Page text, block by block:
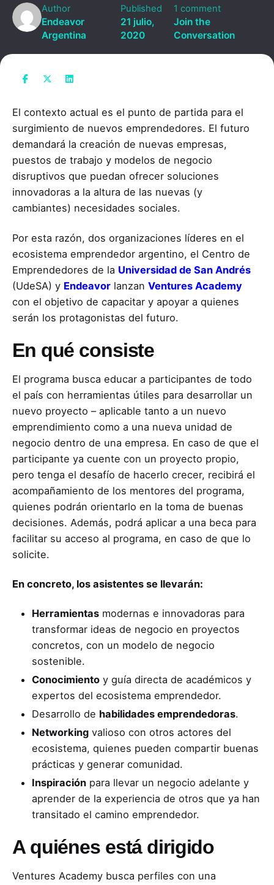
Author
Endeavor
Argentina
Published
21 julio,
2020
1 comment
Join the
Conversation
El contexto actual es el punto de partida para el
surgimiento de nuevos emprendedores. El futuro
demandará la creación de nuevas empresas,
puestos de trabajo y modelos de negocio
disruptivos que puedan ofrecer soluciones
innovadoras a la altura de las nuevas (y
cambiantes) necesidades sociales.
Por esta razón, dos organizaciones líderes en el
ecosistema emprendedor argentino, el Centro de
Emprendedores de la Universidad de San Andrés
(UdeSA) y Endeavor lanzan Ventures Academy
con el objetivo de capacitar y apoyar a quienes
serán los protagonistas del futuro.
En qué consiste
El programa busca educar a participantes de todo
el país con herramientas útiles para desarrollar un
nuevo proyecto – aplicable tanto a un nuevo
emprendimiento como a una nueva unidad de
negocio dentro de una empresa. En caso de que el
participante ya cuente con un proyecto propio,
pero tenga el desafío de hacerlo crecer, recibirá el
acompañamiento de los mentores del programa,
quienes podrán orientarlo en la toma de buenas
decisiones. Además, podrá aplicar a una beca para
facilitar su acceso al programa, en caso de que lo
solicite.
En concreto, los asistentes se llevarán:
Herramientas modernas e innovadoras para
transformar ideas de negocio en proyectos
concretos, con un modelo de negocio
sostenible.
Conocimiento y guía directa de académicos y
expertos del ecosistema emprendedor.
Desarrollo de habilidades emprendedoras.
Networking valioso con otros actores del
ecosistema, quienes pueden compartir buenas
prácticas y generar comunidad.
Inspiración para llevar un negocio adelante y
aprender de la experiencia de otros que ya han
transitado el camino emprendedor.
A quiénes está dirigido
Ventures Academy busca perfiles con una